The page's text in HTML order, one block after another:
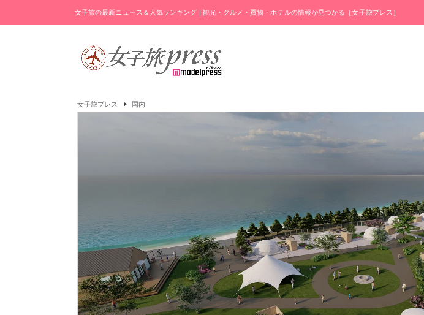
女子旅の最新ニュース＆人気ランキング | 観光・グルメ・買物・ホテルの情報が見つかる［女子旅プレス］
女子旅プレス 国内